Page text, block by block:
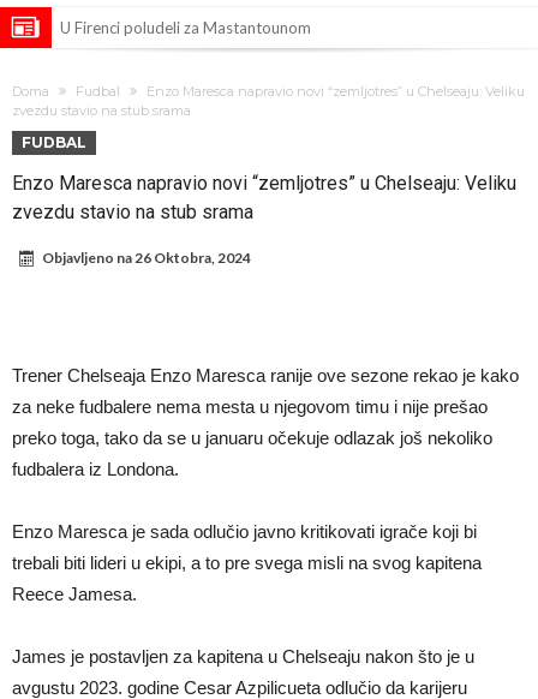
U Firenci poludeli za Mastantounom
Istina izašla na videlo! Rodri kao niko nikada ponizio Real, bolje mu
je da u Madrid ne dolazi!
Koliko traži PSŽ i do koje cifre je Liverpul spreman za Bredlija
Barkolu?
Pobede nad Đokovićem i burna izjava Fonseke posle meča
sprema “krađu stoleća”?
Doma Fudbal
Enzo Maresca napravio novi “zemljotres” u Chelseaju: Veliku
zvezdu stavio na stub srama
FUDBAL
Enzo Maresca napravio novi “zemljotres” u Chelseaju: Veliku
zvezdu stavio na stub srama
Objavljeno na26 Oktobra, 2024
Trener Chelseaja Enzo Maresca ranije ove sezone rekao je kako
za neke fudbalere nema mesta u njegovom timu i nije prešao
preko toga, tako da se u januaru očekuje odlazak još nekoliko
fudbalera iz Londona.
Enzo Maresca je sada odlučio javno kritikovati igrače koji bi
trebali biti lideri u ekipi, a to pre svega misli na svog kapitena
Reece Jamesa.
James je postavljen za kapitena u Chelseaju nakon što je u
avgustu 2023. godine Cesar Azpilicueta odlučio da karijeru